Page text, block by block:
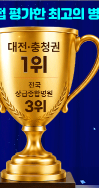
병원뉴스
단국대병원, 응
제5차 환자경험
단국대병원, ‘
단국대병원 충
단국대병원,